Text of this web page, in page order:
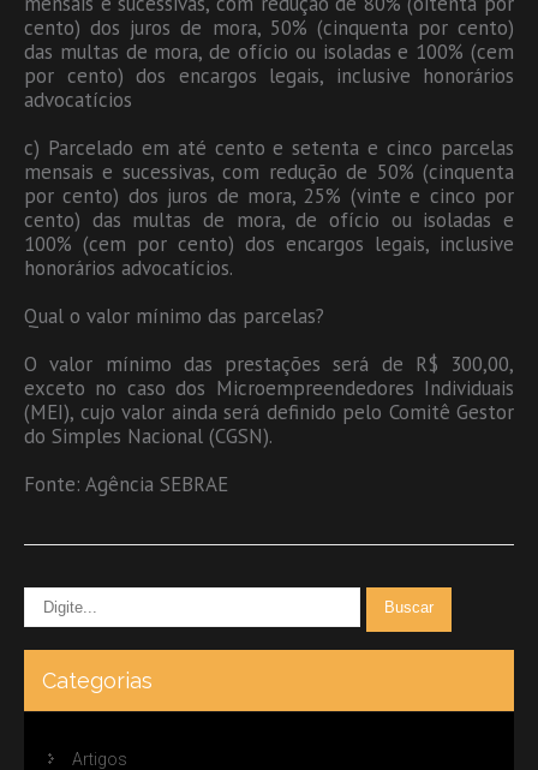
cento) dos juros de mora, 50% (cinquenta por cento)
das multas de mora, de ofício ou isoladas e 100% (cem
por cento) dos encargos legais, inclusive honorários
advocatícios
c) Parcelado em até cento e setenta e cinco parcelas
mensais e sucessivas, com redução de 50% (cinquenta
por cento) dos juros de mora, 25% (vinte e cinco por
cento) das multas de mora, de ofício ou isoladas e
100% (cem por cento) dos encargos legais, inclusive
honorários advocatícios.
Qual o valor mínimo das parcelas?
O valor mínimo das prestações será de R$ 300,00,
exceto no caso dos Microempreendedores Individuais
(MEI), cujo valor ainda será definido pelo Comitê Gestor
do Simples Nacional (CGSN).
Fonte: Agência SEBRAE
Categorias
Artigos